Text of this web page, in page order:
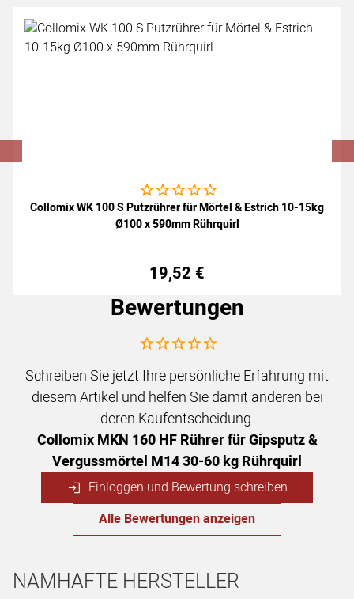
Noch keine Bewertungen abgegeben
Collomix WK 100 S Putzrührer für Mörtel & Estrich 10-15kg
Ø100 x 590mm Rührquirl
19,52 €
Bewertungen
Noch keine Bewertungen abgegeben
Schreiben Sie jetzt Ihre persönliche Erfahrung mit
diesem Artikel und helfen Sie damit anderen bei
deren Kaufentscheidung.
Collomix MKN 160 HF Rührer für Gipsputz &
Vergussmörtel M14 30-60 kg Rührquirl
Einloggen und Bewertung schreiben
Alle Bewertungen anzeigen
NAMHAFTE HERSTELLER